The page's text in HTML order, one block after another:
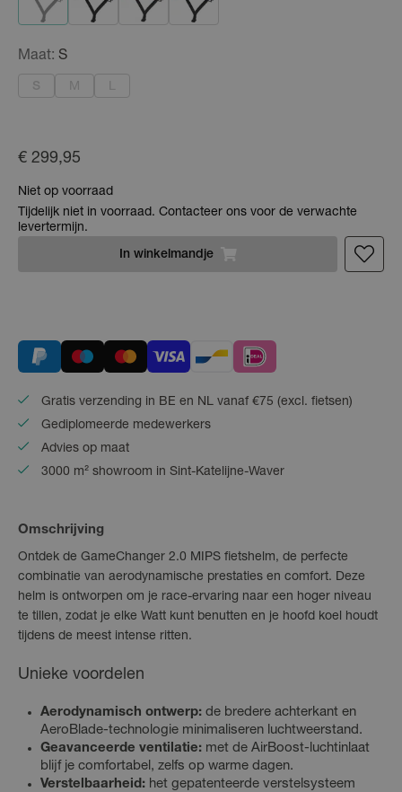
Maat: S
S M L
€ 299,95
Niet op voorraad
Tijdelijk niet in voorraad. Contacteer ons voor de verwachte
levertermijn.
In winkelmandje
Gratis verzending in BE en NL vanaf €75 (excl. fietsen)
Gediplomeerde medewerkers
Advies op maat
3000 m² showroom in Sint-Katelijne-Waver
Omschrijving
Ontdek de GameChanger 2.0 MIPS fietshelm, de perfecte
combinatie van aerodynamische prestaties en comfort. Deze
helm is ontworpen om je race-ervaring naar een hoger niveau
te tillen, zodat je elke Watt kunt benutten en je hoofd koel houdt
tijdens de meest intense ritten.
Unieke voordelen
Aerodynamisch ontwerp: de bredere achterkant en
AeroBlade-technologie minimaliseren luchtweerstand.
Geavanceerde ventilatie: met de AirBoost-luchtinlaat
blijf je comfortabel, zelfs op warme dagen.
Verstelbaarheid: het gepatenteerde verstelsysteem